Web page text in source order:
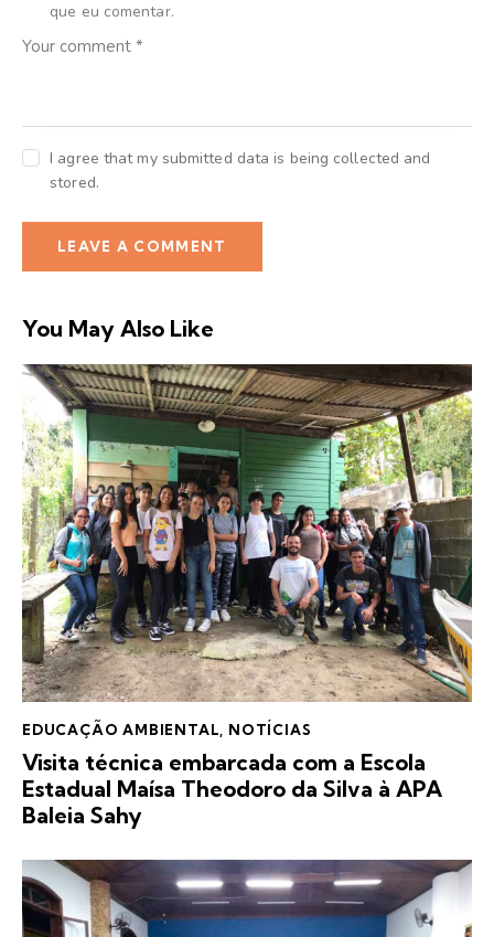
que eu comentar.
I agree that my submitted data is being collected and
stored.
You May Also Like
EDUCAÇÃO AMBIENTAL NOTÍCIAS
Visita técnica embarcada com a Escola
Estadual Maísa Theodoro da Silva à APA
Baleia Sahy